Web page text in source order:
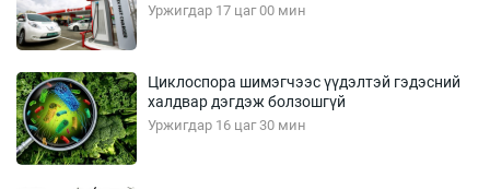
Уржигдар 17 цаг 00 мин
Циклоспора шимэгчээс үүдэлтэй гэдэсний
халдвар дэгдэж болзошгүй
Уржигдар 16 цаг 30 мин